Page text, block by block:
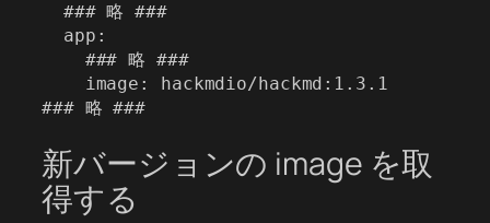
  ### 略 ###
  app:
    ### 略 ###
    image: hackmdio/hackmd:1.3.1
### 略 ###
新バージョンの image を取
得する